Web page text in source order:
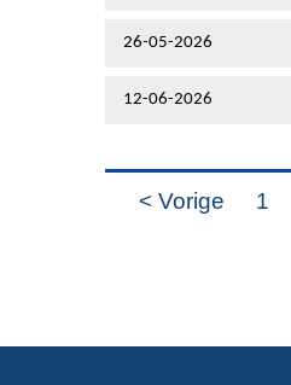
26-05-2026
12-06-2026
< Vorige 1